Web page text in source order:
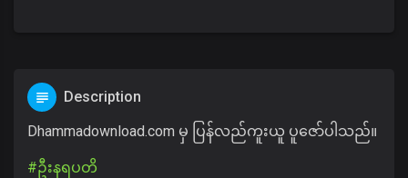
Description
Dhammadownload.com မှ ပြန်လည်ကူးယူ ပူဇော်ပါသည်။
#ဦးနရပတိ